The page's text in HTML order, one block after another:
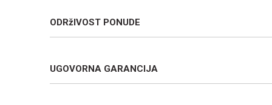
ODRžIVOST PONUDE
UGOVORNA GARANCIJA